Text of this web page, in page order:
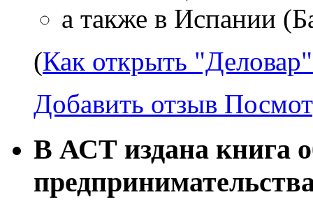
а также в Испании
(Как открыть
Добавить отзыв
В АСТ издана книга